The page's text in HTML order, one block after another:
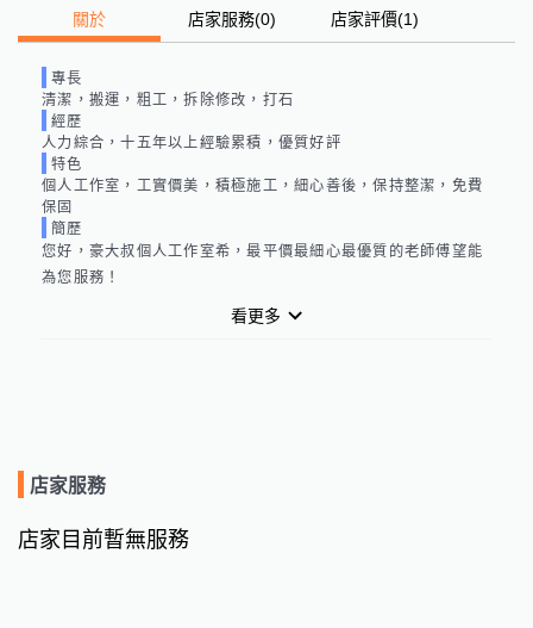
關於 店家服務(0) 店家評價(1)
專長
清潔，搬運，粗工，拆除修改，打石
經歷
人力綜合，十五年以上經驗累積，優質好評
特色
個人工作室，工實價美，積極施工，細心善後，保持整潔，免費
保固
簡歷
您好，豪大叔個人工作室希，最平價最細心最優質的老師傅望能
為您服務！
看更多
店家服務
店家目前暫無服務